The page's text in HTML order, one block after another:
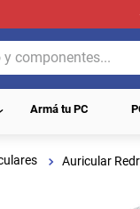
Armá tu PC
Auricular